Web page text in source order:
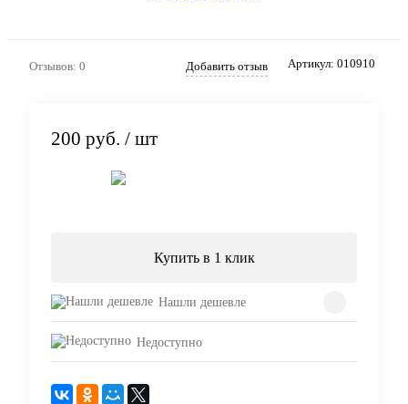
Отзывов: 0 Добавить отзыв Артикул: 010910
200 руб. / шт
Купить в 1 клик
Нашли дешевле
Недоступно